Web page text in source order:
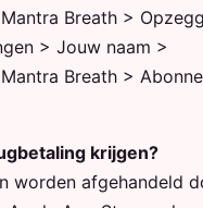
Breath >
> Jouw naam >
Breath >
krijgen?
worden afgehandeld